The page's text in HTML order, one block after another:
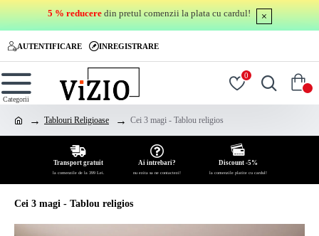
5 % reducere din pretul comenzii la plata cu cardul!
AUTENTIFICARE INREGISTRARE
0
Tablouri Religioase Cei 3 magi - Tablou religios
Transport gratuit
la comenzile de la 399 Lei.
Ai intrebari?
nu ezita sa ne contactezi!
Discount -5%
la comenzile platite cu cardul!
Cei 3 magi - Tablou religios